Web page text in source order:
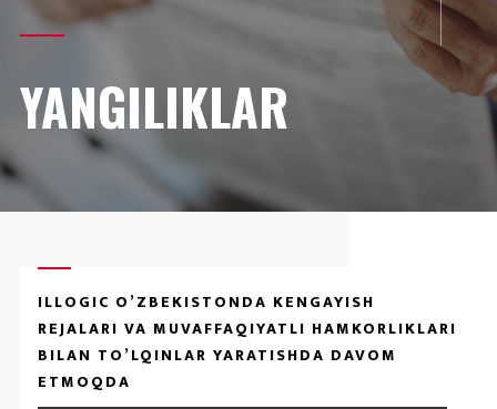
YANGILIKLAR
ILLOGIC O’ZBEKISTONDA KENGAYISH
REJALARI VA MUVAFFAQIYATLI HAMKORLIKLARI
BILAN TO’LQINLAR YARATISHDA DAVOM
ETMOQDA